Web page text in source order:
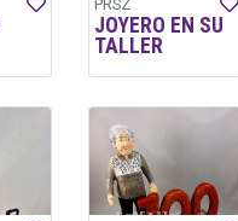
PRSZ
JOYERO EN SU
TALLER